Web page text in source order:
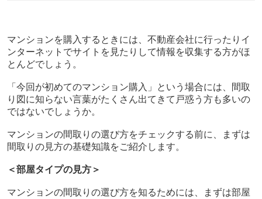
マンションを購入するときには、不動産会社に行ったりイ
ンターネットでサイトを見たりして情報を収集する方がほ
とんどでしょう。
「今回が初めてのマンション購入」という場合には、間取
り図に知らない言葉がたくさん出てきて戸惑う方も多いの
ではないでしょうか。
マンションの間取りの選び方をチェックする前に、まずは
間取りの見方の基礎知識をご紹介します。
＜部屋タイプの見方＞
マンションの間取りの選び方を知るためには、まずは部屋